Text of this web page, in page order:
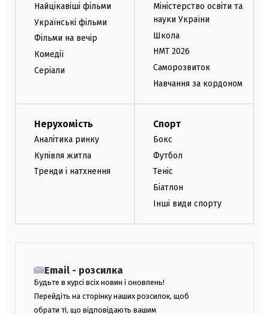
Найцікавіші фільми
Українські фільми
Фільми на вечір
Комедії
Серіали
Міністерство освіти та
науки України
Школа
НМТ 2026
Саморозвиток
Навчання за кордоном
Нерухомість
Аналітика ринку
Купівля житла
Тренди і натхнення
Спорт
Бокс
Футбол
Теніс
Біатлон
Інші види спорту
Email - розсилка
Будьте в курсі всіх новин і оновлень!
Перейдіть на сторінку наших розсилок, щоб
обрати ті, що відповідають вашим